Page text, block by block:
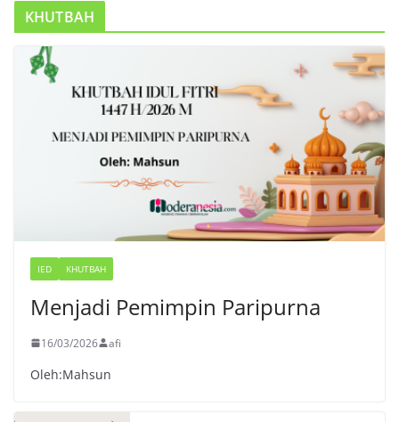
KHUTBAH
IED KHUTBAH
Menjadi Pemimpin Paripurna
16/03/2026 afi
Oleh:Mahsun